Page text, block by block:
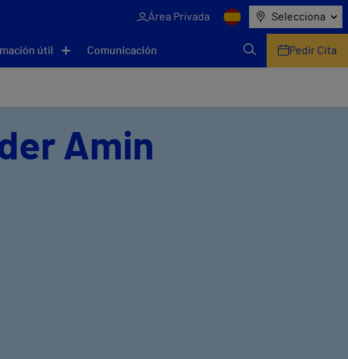
Área Privada Selecciona
útil Comunicación Pedir Cita
Amin